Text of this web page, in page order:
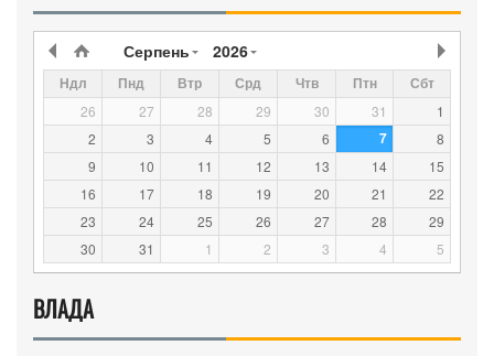
Серпень 2026
Ндл Пнд Втр Срд Чтв Птн Сбт
26 27 28 29 30 31
1
2
3 4 5 6 7
8
9
10 11 12 13 14
15
16
17 18 19 20 21
22
23
24 25 26 27 28
29
30
31 1 2 3 4 5
ВЛАДА